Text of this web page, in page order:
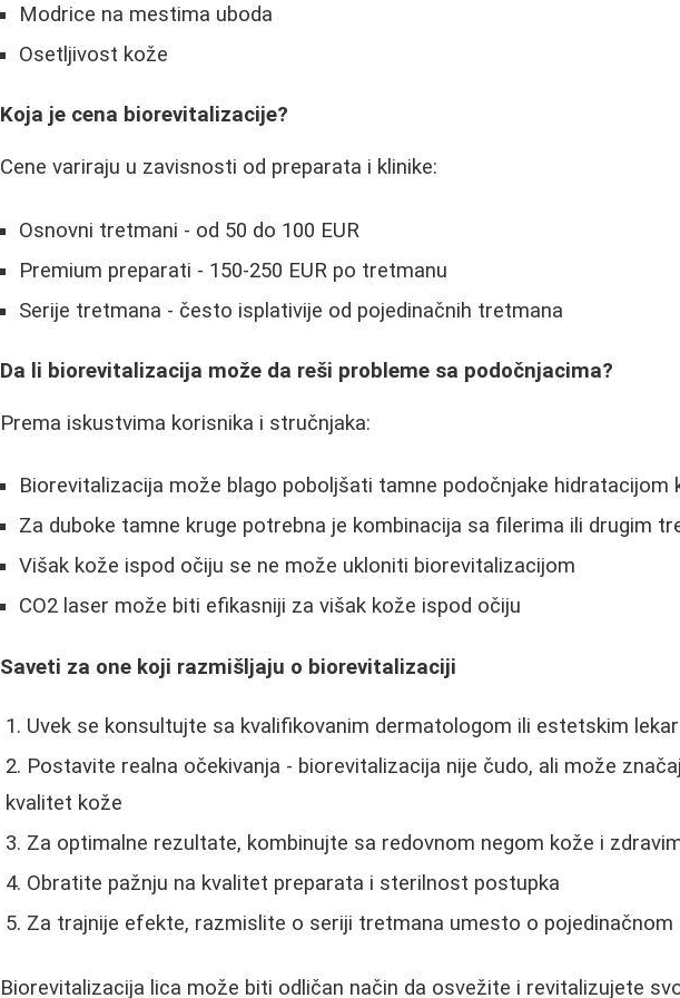
Modrice na mestima uboda
Osetljivost kože
Koja je cena biorevitalizacije?
Cene variraju u zavisnosti od preparata i klinike:
Osnovni tretmani - od 50 do 100 EUR
Premium preparati - 150-250 EUR po tretmanu
Serije tretmana - često isplativije od pojedinačnih tretmana
Da li biorevitalizacija može da reši probleme sa podočnjacima?
Prema iskustvima korisnika i stručnjaka:
Biorevitalizacija može blago poboljšati tamne podočnjake hidratacijom
Za duboke tamne kruge potrebna je kombinacija sa filerima ili drugim
Višak kože ispod očiju se ne može ukloniti biorevitalizacijom
CO2 laser može biti efikasniji za višak kože ispod očiju
Saveti za one koji razmišljaju o biorevitalizaciji
Uvek se konsultujte sa kvalifikovanim dermatologom ili estetskim
Postavite realna očekivanja - biorevitalizacija nije čudo, ali može
kvalitet kože
Za optimalne rezultate, kombinujte sa redovnom negom kože i
Obratite pažnju na kvalitet preparata i sterilnost postupka
Za trajnije efekte, razmislite o seriji tretmana umesto o pojedinačnom
Biorevitalizacija lica može biti odličan način da osvežite i revitalizujete